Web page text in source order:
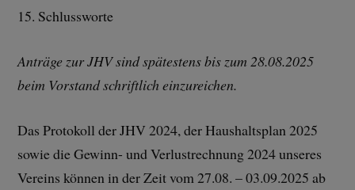
15. Schlussworte
Anträge zur JHV sind spätestens bis zum 28.08.2025
beim Vorstand schriftlich einzureichen.
Das Protokoll der JHV 2024, der Haushaltsplan 2025
sowie die Gewinn- und Verlustrechnung 2024 unseres
Vereins können in der Zeit vom 27.08. – 03.09.2025 ab